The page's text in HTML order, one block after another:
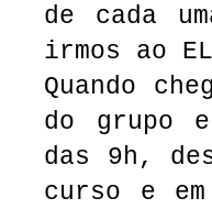
de cada
irmos ao
Quando
do grupo
das 9h,
curso e